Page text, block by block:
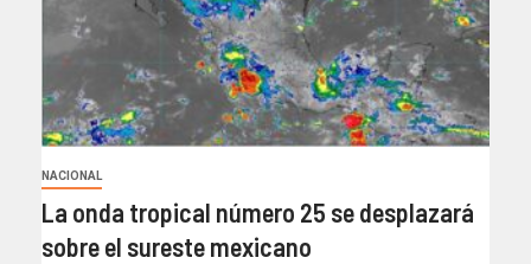
NACIONAL
La onda tropical número 25 se desplazará
sobre el sureste mexicano